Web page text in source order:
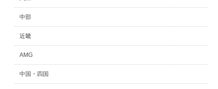
中部
近畿
AMG
中国・四国